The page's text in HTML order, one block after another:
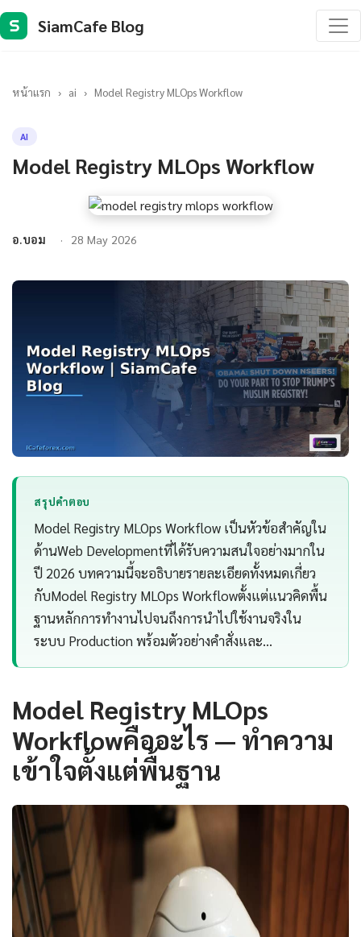
S SiamCafe Blog
หน้าแรก › ai › Model Registry MLOps Workflow
AI
Model Registry MLOps Workflow
อ.บอม 28 May 2026
สรุปคำตอบ
Model Registry MLOps Workflow เป็นหัวข้อสำคัญใน
ด้านWeb Developmentที่ได้รับความสนใจอย่างมากใน
ปี 2026 บทความนี้จะอธิบายรายละเอียดทั้งหมดเกี่ยว
กับModel Registry MLOps Workflowตั้งแต่แนวคิดพื้น
ฐานหลักการทำงานไปจนถึงการนำไปใช้งานจริงใน
ระบบ Production พร้อมตัวอย่างคำสั่งและ…
Model Registry MLOps
Workflowคืออะไร — ทำความ
เข้าใจตั้งแต่พื้นฐาน